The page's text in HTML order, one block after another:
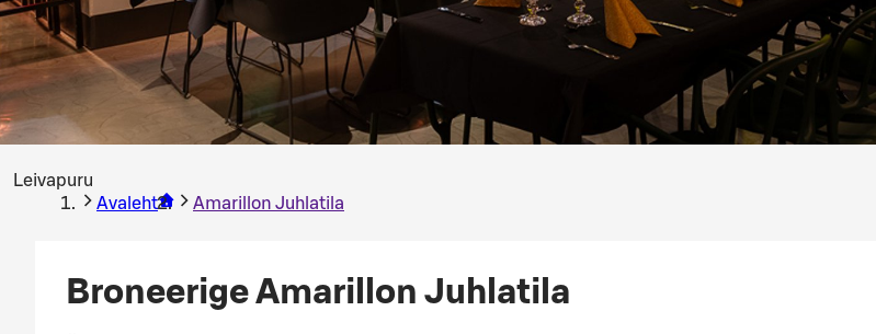
Leivapuru
Avaleht
Amarillon Juhlatila
Broneerige Amarillon Juhlatila